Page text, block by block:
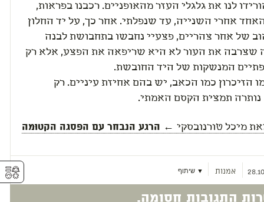
לנו את גלגלי העזר מהאופניים. רכבנו בפראות,
אחרי השנייה, עד שנפלתי. אחר כך, על יד החלון
של אחר צהריים, פצעיי נחבשו בתחבושת לבנה
שצרבה את העור לא היא שריפאה את הפצע, אלא רק
המנשקות של היד החובשת.
הזיכרון כמו הכאב, יש בהם אחיזת עיניים. רק
נותרה תמצית הקסם האמתי.
מיכל טורנובסקי ← הרגע הנבחר עם הפסגה הקטוּמה
אמנות ▼ שיתוף
התגובות חסומה.
⚥︎